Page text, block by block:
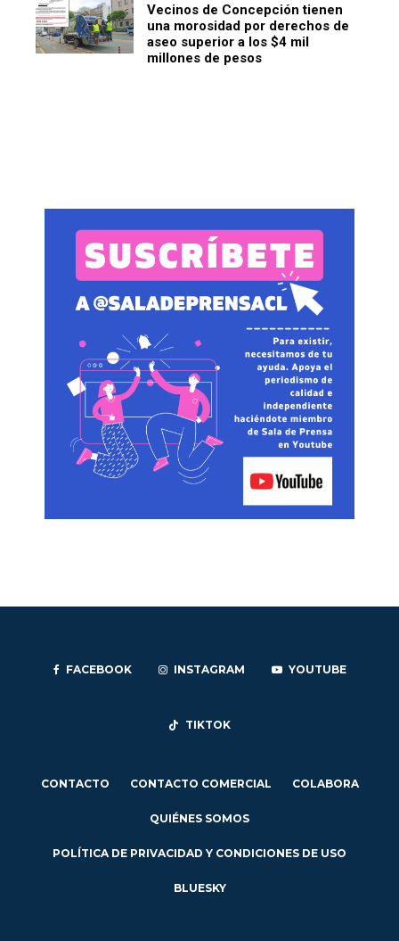
Vecinos de Concepción tienen
una morosidad por derechos de
aseo superior a los $4 mil
millones de pesos
FACEBOOK INSTAGRAM YOUTUBE
TIKTOK
CONTACTO CONTACTO COMERCIAL COLABORA
QUIÉNES SOMOS
POLÍTICA DE PRIVACIDAD Y CONDICIONES DE USO
BLUESKY